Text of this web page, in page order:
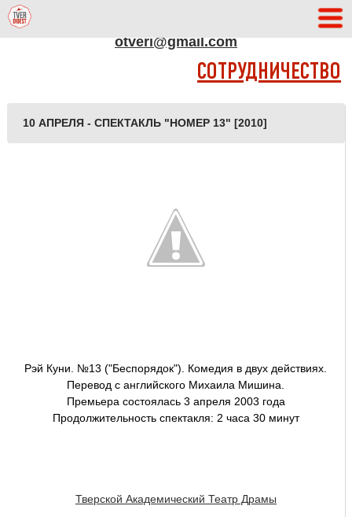
otveri@gmail.com
СОТРУДНИЧЕСТВО
10 АПРЕЛЯ - СПЕКТАКЛЬ "НОМЕР 13" [2010]
Рэй Куни. №13 ("Беспорядок"). Комедия в двух действиях.
Перевод с английского Михаила Мишина.
Премьера состоялась 3 апреля 2003 года
Продолжительность спектакля: 2 часа 30 минут
Тверской Академический Театр Драмы